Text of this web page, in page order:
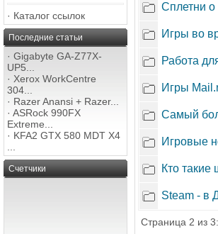
· Каталог ссылок
Последние статьи
· Gigabyte GA-Z77X-
UP5...
· Xerox WorkCentre
304...
· Razer Anansi + Razer...
· ASRock 990FX
Extreme...
· KFA2 GTX 580 MDT X4
Счетчики
Сплетни о
Игры во
Работа
Игры
Самый
Игровые
Кто
Steam - в
Страница 2 из 3: